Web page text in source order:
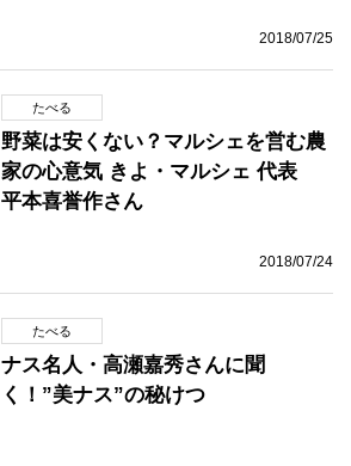
2018/07/25
たべる
野菜は安くない？マルシェを営む農
家の心意気 きよ・マルシェ 代表
平本喜誉作さん
2018/07/24
たべる
ナス名人・高瀬嘉秀さんに聞
く！”美ナス”の秘けつ